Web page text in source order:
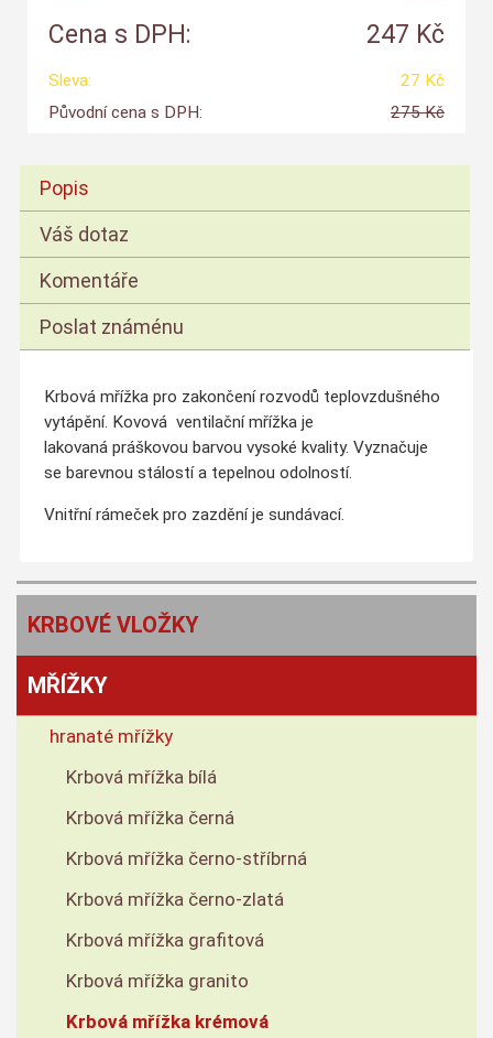
Cena s DPH: 247 Kč
Sleva:
27 Kč
Původní cena s DPH:
275 Kč
Popis
Váš dotaz
Komentáře
Poslat známénu
Krbová mřížka pro zakončení rozvodů teplovzdušného
vytápění. Kovová ventilační mřížka je
lakovaná práškovou barvou vysoké kvality. Vyznačuje
se barevnou stálostí a tepelnou odolností.
Vnitřní rámeček pro zazdění je sundávací.
KRBOVÉ VLOŽKY
MŘÍŽKY
hranaté mřížky
Krbová mřížka bílá
Krbová mřížka černá
Krbová mřížka černo-stříbrná
Krbová mřížka černo-zlatá
Krbová mřížka grafitová
Krbová mřížka granito
Krbová mřížka krémová